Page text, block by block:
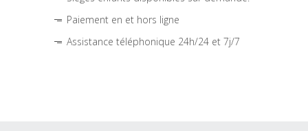
Paiement en et hors ligne
Assistance téléphonique 24h/24 et 7j/7